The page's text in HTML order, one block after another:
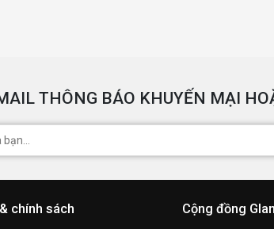
THÔNG BÁO KHUYẾN MẠI
chính sách Cộng đồng